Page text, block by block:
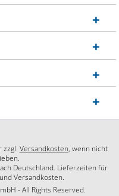
zzgl. Versandkosten, wenn nicht
Deutschland. Lieferzeiten für
Versandkosten.
- All Rights Reserved.